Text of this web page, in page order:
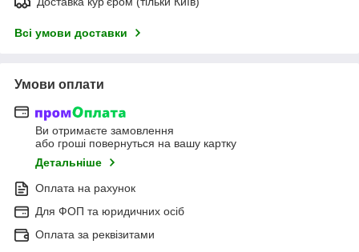
Всі умови доставки
Умови оплати
Ви отримаєте замовлення
або гроші повернуться на вашу картку
Детальніше
Оплата на рахунок
Для ФОП та юридичних осіб
Оплата за реквізитами